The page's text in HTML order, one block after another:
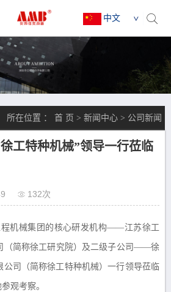
中文
所在位置 ：首 页 >新闻中心 > 公司新闻
工特种机械”领导一行莅临
132次
程机械集团的核心研发机构——江苏徐工
（简称徐工研究院）及二级子公司——徐
公司（简称徐工特种机械）一行领导莅临
观考察。